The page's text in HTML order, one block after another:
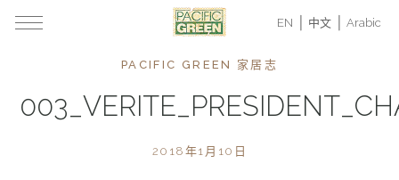
EN 中文 Arabic
PACIFIC GREEN 家居志
2018年1月10日